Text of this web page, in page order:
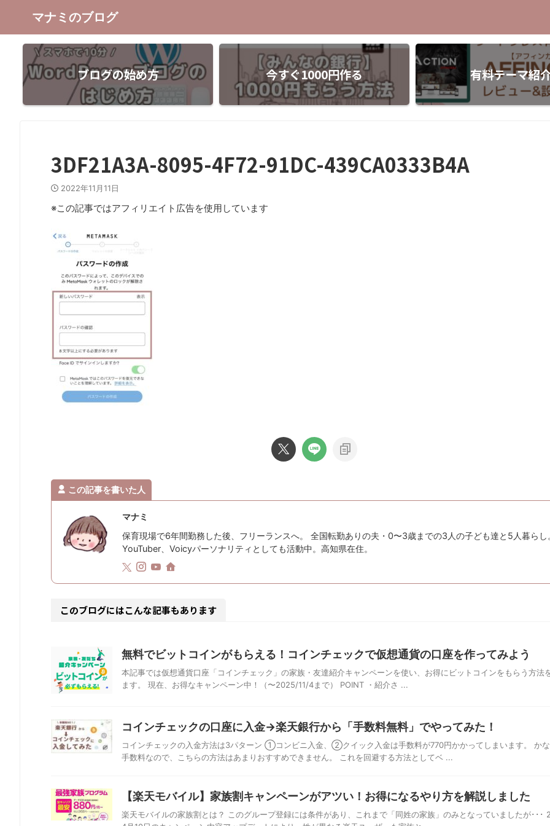
マナミのブログ
ブログの始め方 今すぐ1000円作る 有料テーマ紹
3DF21A3A-8095-4F72-91DC-439CA0333B4A
2022年11月11日
※この記事ではアフィリエイト広告を使用しています
この記事を書いた人
マナミ
保育現場で6年間勤務した後、フリーランスへ。 全国転勤ありの夫・0〜3歳までの3人の子ども達と5人暮らし
YouTuber、Voicyパーソナリティとしても活動中。高知県在住。
このブログにはこんな記事もあります
無料でビットコインがもらえる！コインチェックで仮想通貨の口座を作ってみよう
本記事では仮想通貨口座「コインチェック」の家族・友達紹介キャンペーンを使い、お得にビットコインをもらう方法
ます。 現在、お得なキャンペーン中！（〜2025/11/4まで） POINT ・紹介さ ...
コインチェックの口座に入金→楽天銀行から「手数料無料」でやってみた！
コインチェックの入金方法は3パターン ①コンビニ入金、②クイック入金は手数料が770円かかってしまいます。 か
手数料なので、こちらの方法はあまりおすすめできません。 これを回避する方法としてベ ...
【楽天モバイル】家族割キャンペーンがアツい！お得になるやり方を解説しました
楽天モバイルの家族割とは？ このグループ登録には条件があり、これまで「同姓の家族」のみとなっていましたが･･･